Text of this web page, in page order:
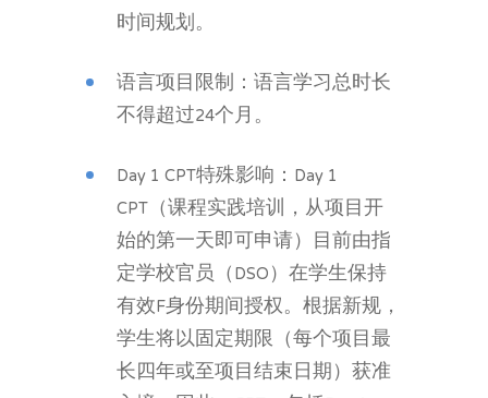
时间规划。
语言项目限制：语言学习总时长
不得超过24个月。
Day 1 CPT特殊影响：Day 1
CPT（课程实践培训，从项目开
始的第一天即可申请）目前由指
定学校官员（DSO）在学生保持
有效F身份期间授权。根据新规，
学生将以固定期限（每个项目最
长四年或至项目结束日期）获准